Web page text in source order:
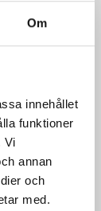
Om
innehållet
funktioner
Vi
annan
och
med.